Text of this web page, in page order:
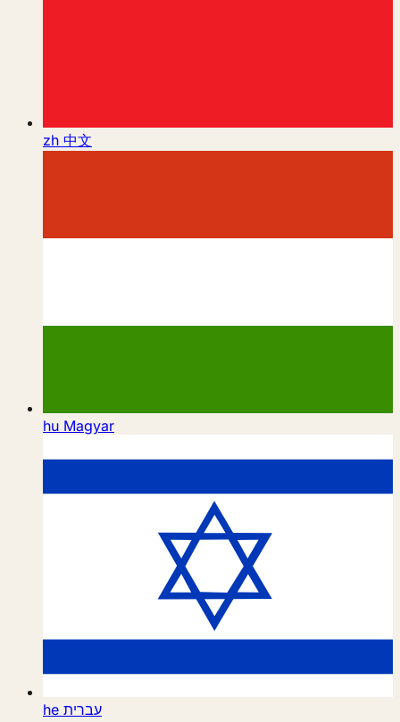
zh 中文
hu Magyar
he עברית